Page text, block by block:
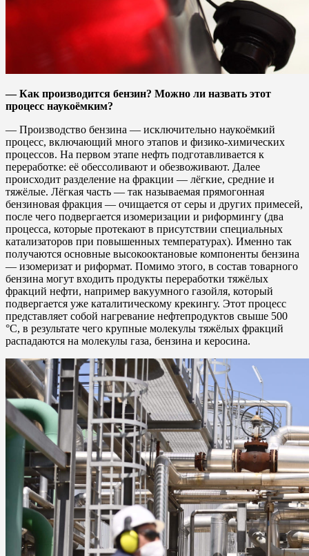
— Как производится бензин? Можно ли назвать этот
процесс наукоёмким?
— Производство бензина — исключительно наукоёмкий
процесс, включающий много этапов и физико-химических
процессов. На первом этапе нефть подготавливается к
переработке: её обессоливают и обезвоживают. Далее
происходит разделение на фракции — лёгкие, средние и
тяжёлые. Лёгкая часть — так называемая прямогонная
бензиновая фракция — очищается от серы и других примесей,
после чего подвергается изомеризации и риформингу (два
процесса, которые протекают в присутствии специальных
катализаторов при повышенных температурах). Именно так
получаются основные высокооктановые компоненты бензина
— изомеризат и риформат. Помимо этого, в состав товарного
бензина могут входить продукты переработки тяжёлых
фракций нефти, например вакуумного газойля, который
подвергается уже каталитическому крекингу. Этот процесс
представляет собой нагревание нефтепродуктов свыше 500
°С, в результате чего крупные молекулы тяжёлых фракций
распадаются на молекулы газа, бензина и керосина.